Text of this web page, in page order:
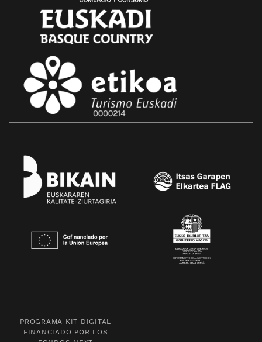
PROGRAMA KIT DIGITAL
FINANCIADO POR LOS